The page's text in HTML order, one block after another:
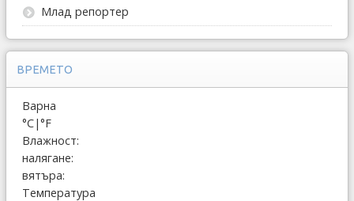
Млад репортер
ВРЕМЕТО
Варна
°C|°F
Влажност:
налягане:
вятъра:
Температура